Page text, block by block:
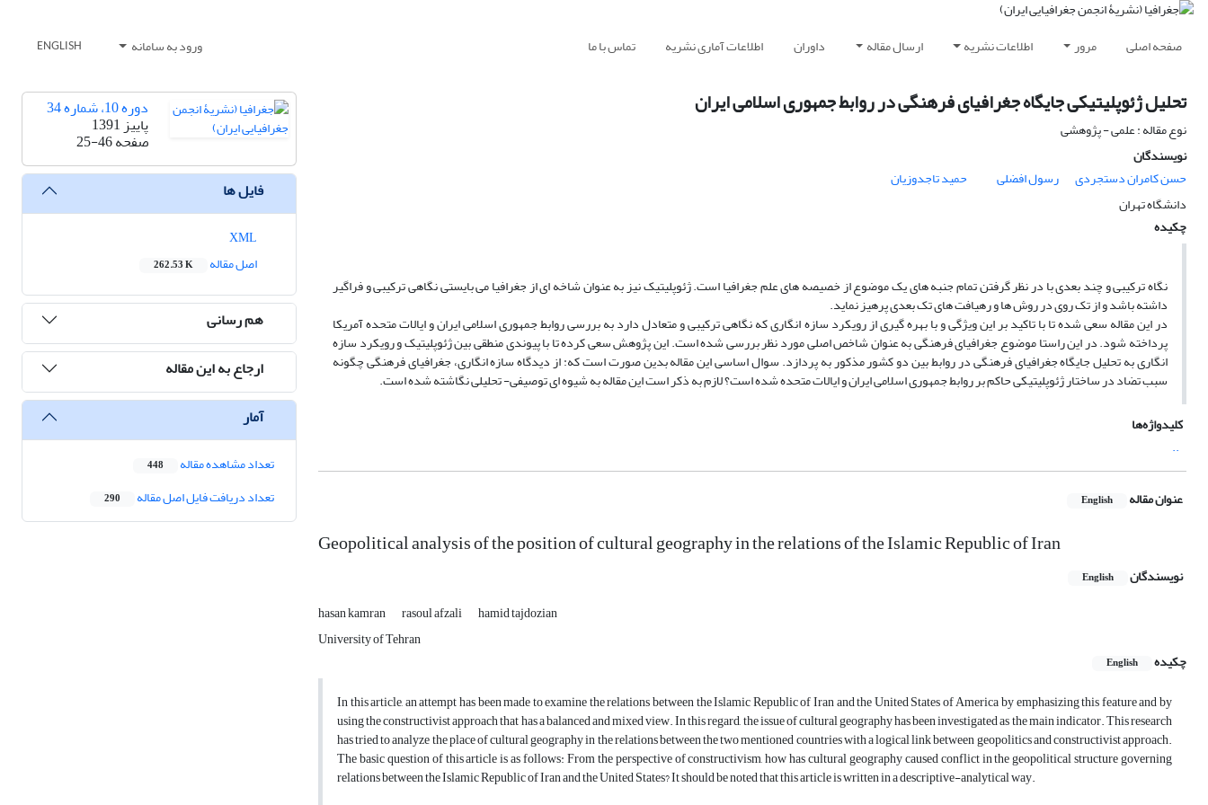
صفحه اصلی مرور اطلاعات نشریه ارسال مقاله داوران اطلاعات آماری نشریه تماس با ما ورود به سامانه ENGLISH
تحلیل ژئوپلیتیکی جایگاه جغرافیای فرهنگی در روابط جمهوری اسلامی ایران
نوع مقاله : علمی - پژوهشی
نویسندگان
حسن کامران دستجردی
رسول افضلی
حمید تاجدوزیان
دانشگاه تهران
چکیده
نگاه ترکیبی و چند بعدی با در نظر گرفتن تمام جنبه های یک موضوع از خصیصه های علم جغرافیا است. ژئوپلیتیک نیز به عنوان شاخه ای از جغرافیا می بایستی نگاهی ترکیبی و فراگیر
داشته باشد و از تک روی در روش ها و رهیافت های تک بعدی پرهیز نماید.
در این مقاله سعی شده تا با تاکید بر این ویژگی و با بهره گیری از رویکرد سازه انگاری که نگاهی ترکیبی و متعادل دارد به بررسی روابط جمهوری اسلامی ایران و ایالات متحده آمریکا
پرداخته شود. در این راستا موضوع جغرافیای فرهنگی به عنوان شاخص اصلی مورد نظر بررسی شده است. این پژوهش سعی کرده تا با پیوندی منطقی بین ژئوپلیتیک و رویکرد سازه
انگاری به تحلیل جایگاه جغرافیای فرهنگی در روابط بین دو کشور مذکور به پردازد. سوال اساسی این مقاله بدین صورت است که: از دیدگاه سازه انگاری، جغرافیای فرهنگی چگونه
سبب تضاد در ساختار ژئوپلیتیکی حاکم بر روابط جمهوری اسلامی ایران و ایالات متحده شده است؟ لازم به ذکر است این مقاله به شیوه ای توصیفی- تحلیلی نگاشته شده است.
کلیدواژه‌ها
..
عنوان مقاله English
Geopolitical analysis of the position of cultural geography in the relations of the Islamic Republic of Iran
نویسندگان English
hasan kamran rasoul afzali
hamid tajdozian
University of Tehran
چکیده
English
In this article, an attempt has been made to examine the relations between the Islamic Republic of Iran and the United States of America by emphasizing this feature and by
using the constructivist approach that has a balanced and mixed view. In this regard, the issue of cultural geography has been investigated as the main indicator. This research
has tried to analyze the place of cultural geography in the relations between the two mentioned countries with a logical link between geopolitics and constructivist approach.
The basic question of this article is as follows: From the perspective of constructivism, how has cultural geography caused conflict in the geopolitical structure governing
relations between the Islamic Republic of Iran and the United States? It should be noted that this article is written in a descriptive-analytical way.
دوره 10، شماره 34
پاییز 1391
صفحه25-46
فایل ها
اصل مقاله
262.53 K
هم رسانی
ارجاع به این مقاله
آمار
تعداد مشاهده مقاله 448
تعداد دریافت فایل اصل مقاله 290